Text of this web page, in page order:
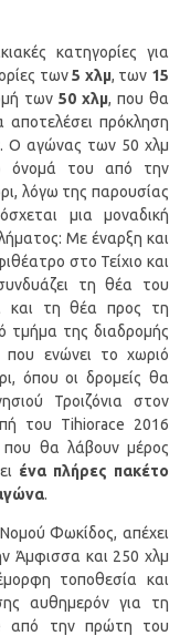
κατηγορίες για
των5 χλμ, των 15
των50 χλμ, που θα
πρόκληση
Ο αγώνας των 50 χλμ
όνομά του από την
λόγω της παρουσίας
μια μοναδική
Με έναρξη και
στο Τείχιο και
τη θέα του
και τη θέα προς τη
τμήμα της διαδρομής
που ενώνει το χωριό
όπου οι δρομείς θα
Τροιζόνια στον
του Tihiorace 2016
που θα λάβουν μέρος
ένα πλήρες πακέτο
.
Φωκίδος, απέχει
Άμφισσα και 250 χλμ
τοποθεσία και
αυθημερόν για τη
από την πρώτη του